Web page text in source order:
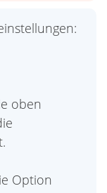
oben
Option